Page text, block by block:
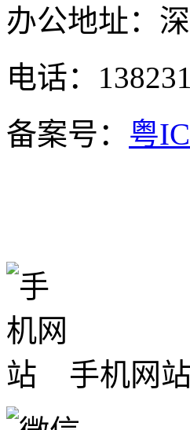
办公地址：
电话：
备案号： 粤
手机网站